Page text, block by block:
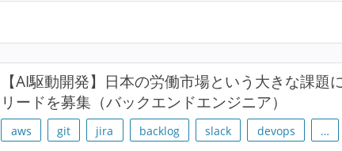
【AI駆動開発】日本の労働市場という大きな課題
リードを募集（バックエンドエンジニア）
aws git jira backlog slack devops …